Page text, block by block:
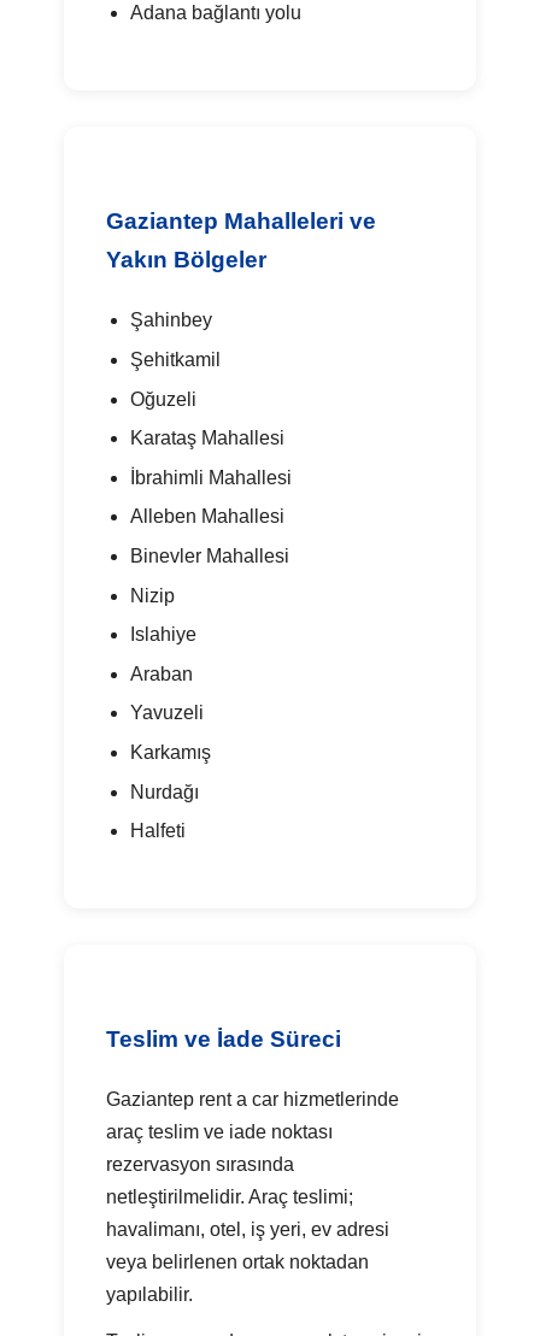
Adana bağlantı yolu
Gaziantep Mahalleleri ve
Yakın Bölgeler
Şahinbey
Şehitkamil
Oğuzeli
Karataş Mahallesi
İbrahimli Mahallesi
Alleben Mahallesi
Binevler Mahallesi
Nizip
Islahiye
Araban
Yavuzeli
Karkamış
Nurdağı
Halfeti
Teslim ve İade Süreci
Gaziantep rent a car hizmetlerinde
araç teslim ve iade noktası
rezervasyon sırasında
netleştirilmelidir. Araç teslimi;
havalimanı, otel, iş yeri, ev adresi
veya belirlenen ortak noktadan
yapılabilir.